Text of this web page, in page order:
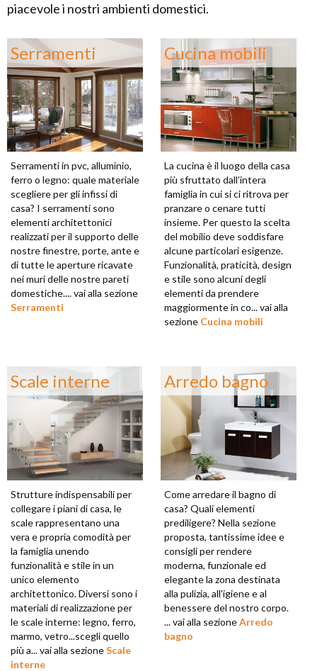
piacevole i nostri ambienti domestici.
Serramenti
Serramenti in pvc, alluminio,
ferro o legno: quale materiale
scegliere per gli infissi di
casa? I serramenti sono
elementi architettonici
realizzati per il supporto delle
nostre finestre, porte, ante e
di tutte le aperture ricavate
nei muri delle nostre pareti
domestiche.... vai alla sezione
Serramenti
Cucina mobili
La cucina è il luogo della casa
più sfruttato dall'intera
famiglia in cui si ci ritrova per
pranzare o cenare tutti
insieme. Per questo la scelta
del mobilio deve soddisfare
alcune particolari esigenze.
Funzionalità, praticità, design
e stile sono alcuni degli
elementi da prendere
maggiormente in co... vai alla
sezione Cucina mobili
Scale interne
Strutture indispensabili per
collegare i piani di casa, le
scale rappresentano una
vera e propria comodità per
la famiglia unendo
funzionalità e stile in un
unico elemento
architettonico. Diversi sono i
materiali di realizzazione per
le scale interne: legno, ferro,
marmo, vetro...scegli quello
più a... vai alla sezioneScale
interne
Arredo bagno
Come arredare il bagno di
casa? Quali elementi
prediligere? Nella sezione
proposta, tantissime idee e
consigli per rendere
moderna, funzionale ed
elegante la zona destinata
alla pulizia, all'igiene e al
benessere del nostro corpo.
... vai alla sezioneArredo
bagno